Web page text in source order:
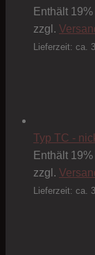
Optionen
können
werden
Enthält
zzgl.
Lieferzeit: ca.
Typ TC -
Enthält
zzgl.
Lieferzeit: ca.